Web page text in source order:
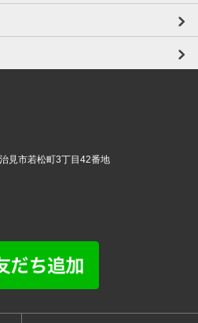
市若松町3丁目42番地